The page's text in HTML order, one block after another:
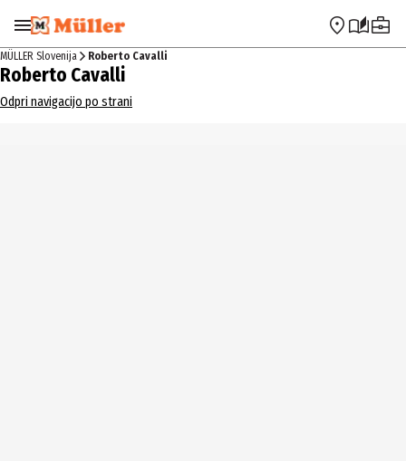
Preskoči na navigacijo Preskoči na glavno vsebino
MÜLLER Slovenija Roberto Cavalli
Roberto Cavalli
Odpri navigacijo po strani